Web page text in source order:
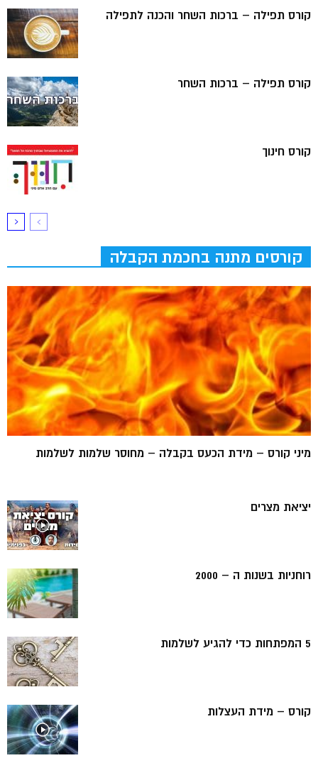
קורס תפילה – ברכות השחר והכנה לתפילה
קורס תפילה – ברכות השחר
קורס חינוך
קורסים מתנה בחכמת הקבלה
מיני קורס – מידת הכעס בקבלה – מחוסר שלמות לשלמות
יציאת מצרים
רוחניות בשנות ה – 2000
5 המפתחות כדי להגיע לשלמות
קורס – מידת העצלות